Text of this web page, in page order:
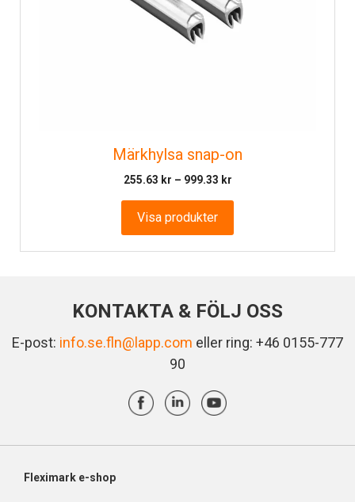
Märkhylsa snap-on
255.63 kr – 999.33 krPrisintervall:
Visa produkter
KONTAKTA & FÖLJ OSS
E-post: info.se.fln@lapp.com eller ring: +46 0155-777
90
Fleximark e-shop